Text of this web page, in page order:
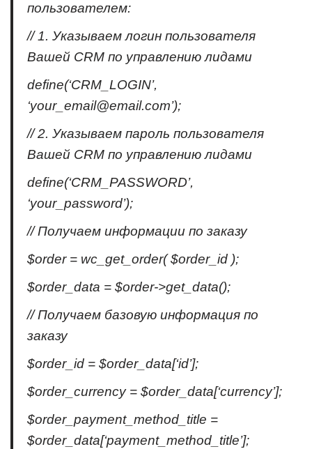
пользователем:
// 1. Указываем логин пользователя
Вашей CRM по управлению лидами
define(‘CRM_LOGIN’,
‘your_email@email.com’);
// 2. Указываем пароль пользователя
Вашей CRM по управлению лидами
define(‘CRM_PASSWORD’,
‘your_password’);
// Получаем информации по заказу
$order = wc_get_order( $order_id );
$order_data = $order->get_data();
// Получаем базовую информация по
заказу
$order_id = $order_data[‘id’];
$order_currency = $order_data[‘currency’];
$order_payment_method_title =
$order_data[‘payment_method_title’];